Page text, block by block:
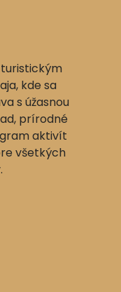
kde sa
s úžasnou
prírodné
aktivít
všetkých